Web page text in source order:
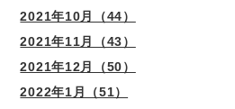
2021年10月（44）
2021年11月（43）
2021年12月（50）
2022年1月（51）